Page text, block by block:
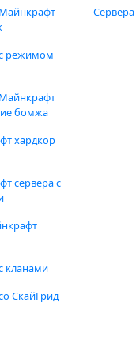
режимом
бомжа
хардкор
сервера с
кланами
СкайГрид